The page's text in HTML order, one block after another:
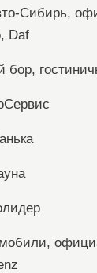
Сибирь,
Daf
бор,